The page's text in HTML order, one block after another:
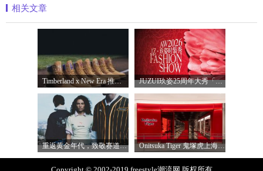
相关文章
Timberland x New Era 推出全新联名系列，以经 JUZUI玖姿25周年大秀「循光新生」 光起二
重返黄金年代，致敬赛道传奇 PUMA携手M Onitsuka Tiger 鬼塚虎上海环贸 iapm 概念店盛